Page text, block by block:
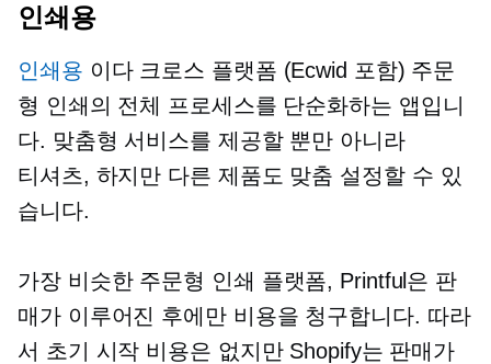
인쇄용
인쇄용 이다 크로스 플랫폼 (Ecwid 포함) 주문
형 인쇄의 전체 프로세스를 단순화하는 앱입니
다. 맞춤형 서비스를 제공할 뿐만 아니라
티셔츠, 하지만 다른 제품도 맞춤 설정할 수 있
습니다.
가장 비슷한 주문형 인쇄 플랫폼, Printful은 판
매가 이루어진 후에만 비용을 청구합니다. 따라
서 초기 시작 비용은 없지만 Shopify는 판매가